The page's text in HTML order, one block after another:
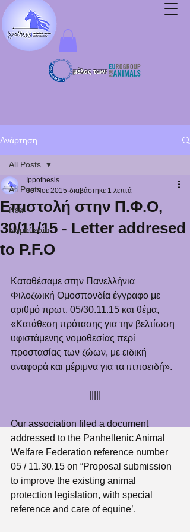
μέλος των:
Ανάρτηση
All Posts
Νέα
Νομοθεσία
All Posts
Επιστολή στην Π.Φ.Ο,
30/11/15 - Letter addresed
to P.F.O
Ippothesis
30 Νοε 2015 διαβάστηκε 1 λεπτά
Καταθέσαμε στην Πανελλήνια
Φιλοζωική Ομοσπονδία έγγραφο με
αριθμό πρωτ. 05/30.11.15 και θέμα,
«Κατάθεση πρότασης για την βελτίωση
υφιστάμενης νομοθεσίας περί
προστασίας των ζώων, με ειδική
αναφορά και μέριμνα για τα ιπποειδή».
Our association filed a document
addressed to the Panhellenic Animal
Welfare Federation reference number
05 / 11.30.15 on “Proposal submission
to improve the existing animal
protection legislation, with special
reference and care of equine’.